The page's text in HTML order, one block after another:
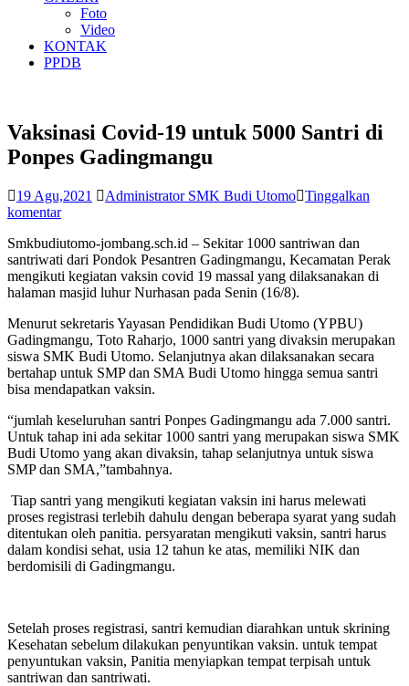
Foto
Video
KONTAK
PPDB
Vaksinasi Covid-19 untuk 5000 Santri di
Ponpes Gadingmangu
19 Agu,2021 Administrator SMK Budi Utomo Tinggalkan
komentar
Smkbudiutomo-jombang.sch.id – Sekitar 1000 santriwan dan
santriwati dari Pondok Pesantren Gadingmangu, Kecamatan Perak
mengikuti kegiatan vaksin covid 19 massal yang dilaksanakan di
halaman masjid luhur Nurhasan pada Senin (16/8).
Menurut sekretaris Yayasan Pendidikan Budi Utomo (YPBU)
Gadingmangu, Toto Raharjo, 1000 santri yang divaksin merupakan
siswa SMK Budi Utomo. Selanjutnya akan dilaksanakan secara
bertahap untuk SMP dan SMA Budi Utomo hingga semua santri
bisa mendapatkan vaksin.
“jumlah keseluruhan santri Ponpes Gadingmangu ada 7.000 santri.
Untuk tahap ini ada sekitar 1000 santri yang merupakan siswa SMK
Budi Utomo yang akan divaksin, tahap selanjutnya untuk siswa
SMP dan SMA,”tambahnya.
Tiap santri yang mengikuti kegiatan vaksin ini harus melewati
proses registrasi terlebih dahulu dengan beberapa syarat yang sudah
ditentukan oleh panitia. persyaratan mengikuti vaksin, santri harus
dalam kondisi sehat, usia 12 tahun ke atas, memiliki NIK dan
berdomisili di Gadingmangu.
Setelah proses registrasi, santri kemudian diarahkan untuk skrining
Kesehatan sebelum dilakukan penyuntikan vaksin. untuk tempat
penyuntukan vaksin, Panitia menyiapkan tempat terpisah untuk
santriwan dan santriwati.